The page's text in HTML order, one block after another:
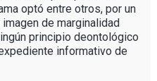
optó entre otros, por un
de marginalidad
principio deontológico
informativo de